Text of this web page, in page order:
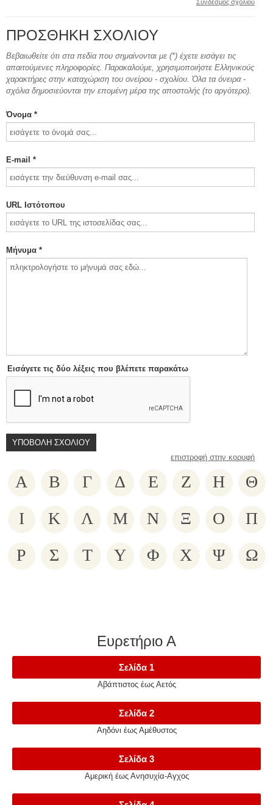
Σύνδεσμος σχολίου
ΠΡΟΣΘΉΚΗ ΣΧΟΛΊΟΥ
Βεβαιωθείτε ότι στα πεδία που σημαίνονται με (*) έχετε εισάγει τις
απαιτούμενες πληροφορίες. Παρακαλούμε, χρησιμοποιήστε Ελληνικούς
χαρακτήρες στην καταχώριση του ονείρου - σχολίου. Όλα τα όνειρα -
σχόλια δημοσιεύονται την επομένη μέρα της αποστολής (το αργότερο).
Όνομα *
E-mail *
URL Ιστότοπου
Μήνυμα *
Εισάγετε τις δύο λέξεις που βλέπετε παρακάτω
επιστροφή στην κορυφή
Α Β Γ Δ Ε Ζ Η Θ
Ι Κ Λ Μ Ν Ξ Ο Π
Ρ Σ Τ Υ Φ Χ Ψ Ω
Ευρετήριο Α
Σελίδα 1
Αβάπτιστος έως Αετός
Σελίδα 2
Αηδόνι έως Αμέθυστος
Σελίδα 3
Αμερική έως Ανησυχία-Αγχος